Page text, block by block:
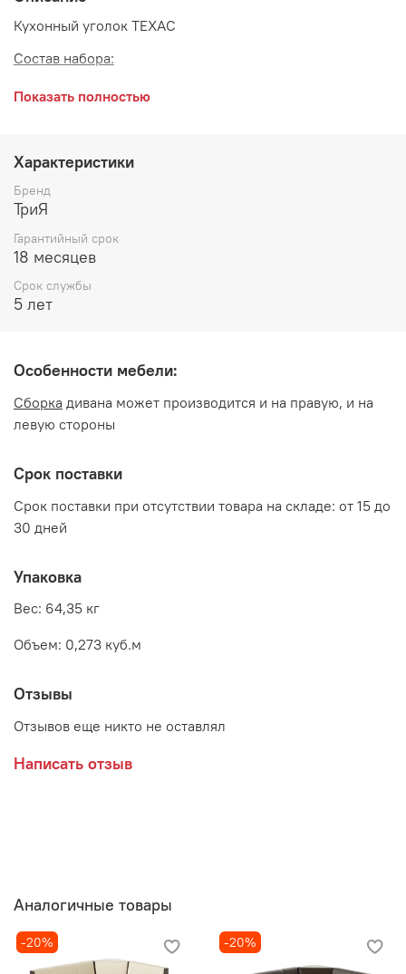
Кухонный уголок ТЕХАС
Состав набора:
Диван угловой 1532*1132*800 мм
Табурет 330*330*430 мм - 2 шт
Материалы:
Каркас: ЛДСП Сонома трюфель
Обивка: Экокожа коричневая
Производитель:
Показать полностью
Характеристики
Бренд
ТриЯ
Гарантийный срок
18 месяцев
Срок службы
5 лет
Особенности мебели:
Сборка дивана может производится и на правую, и на
левую стороны
Срок поставки
Срок поставки при отсутствии товара на складе: от 15 до
30 дней
Упаковка
Вес: 64,35 кг
Объем: 0,273 куб.м
Отзывы
Отзывов еще никто не оставлял
Написать отзыв
Аналогичные товары
-20% -20%